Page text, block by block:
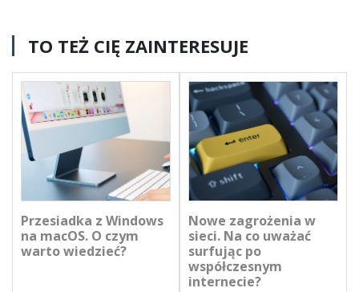
TO TEŻ CIĘ ZAINTERESUJE
Przesiadka z Windows
na macOS. O czym
warto wiedzieć?
Nowe zagrożenia w
sieci. Na co uważać
surfując po
współczesnym
internecie?